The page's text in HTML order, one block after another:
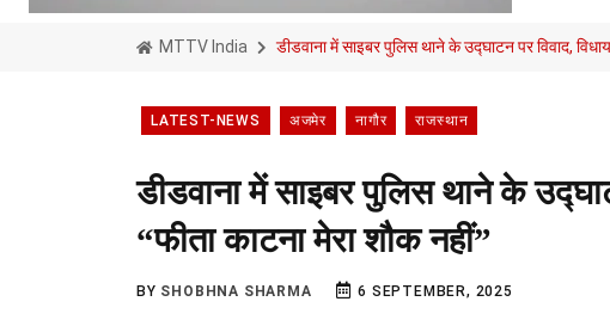
MTTV India डीडवाना में साइबर पुलिस थाने के उद्घाटन पर विवाद,
LATEST-NEWS अजमेर नागौर राजस्थान
डीडवाना में साइबर पुलिस थाने के
“फीता काटना मेरा शौक नहीं”
BY SHOBHNA SHARMA 6 SEPTEMBER, 2025